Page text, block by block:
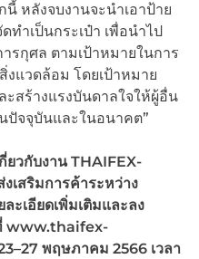
หลังจบงานจะนำเอาป้าย
ทำเป็นกระเป๋า เพื่อนำไป
รกุศล ตามเป้าหมายในการ
แวดล้อม โดยเป้าหมาย
ะสร้างแรงบันดาลใจให้ผู้อื่น
ปัจจุบันและในอนาคต”
วกับงาน THAIFEX-
เสริมการค้าระหว่าง
ะเอียดเพิ่มเติมและลง
www.thaifex-
พฤษภาคม 2566 เวลา